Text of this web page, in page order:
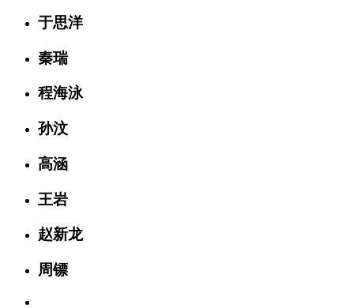
于思洋
秦瑞
程海泳
孙汶
高涵
王岩
赵新龙
周镖